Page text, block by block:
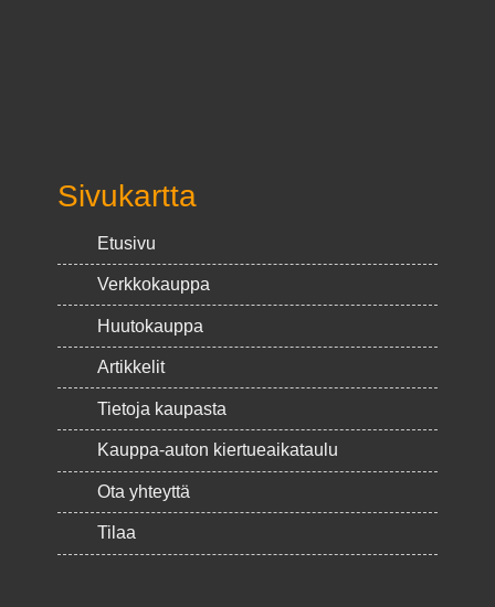
Sivukartta
Etusivu
Verkkokauppa
Huutokauppa
Artikkelit
Tietoja kaupasta
Kauppa-auton kiertueaikataulu
Ota yhteyttä
Tilaa